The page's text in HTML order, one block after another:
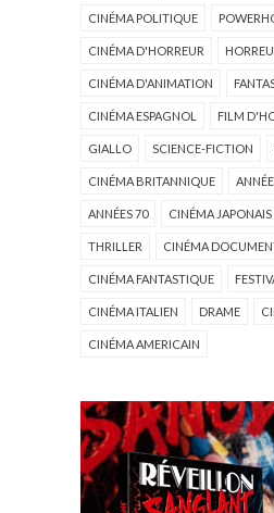
CINÉMA POLITIQUE
CINÉMA D'HORREUR
CINÉMA D'ANIMATION
CINÉMA ESPAGNOL FILM
GIALLO SCIENCE-FICTION
CINÉMA BRITANNIQUE
ANNÉES 70 CINÉMA JAPONAIS
THRILLER CINÉMA
CINÉMA FANTASTIQUE
CINÉMA ITALIEN DRAME
CINÉMA AMERICAIN